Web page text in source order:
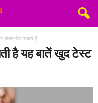
लेकर देख सकते हैं
है यह बातें खुद टेस्ट